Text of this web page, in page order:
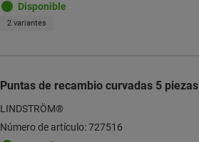
Disponible
2 variantes
Puntas de recambio curvadas 5 piezas
LINDSTRÖM®
Número de artículo: 727516